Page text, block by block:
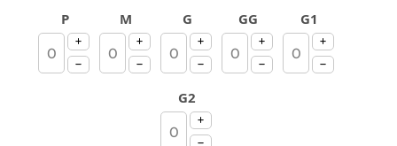
P M G GG G1
G2